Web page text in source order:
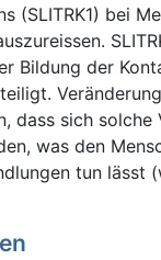
(SLITRK1) bei
Bildung der
dass sich solche
was den
tun lässt